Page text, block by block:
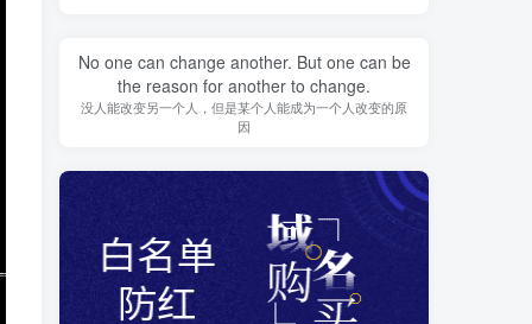
No one can change another. But one can be
the reason for another to change.
没人能改变另一个人，但是某个人能成为一个人改变的原
因